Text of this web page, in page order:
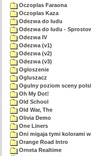
Oczoplas Faraona
Oczoplas Kaza
Odezwa do ludu
Odezwa do ludu -
Odezwa IV
Odezwa (v1)
Odezwa (v2)
Odezwa (v3)
Ogloszenie
Ogluszacz
Ogulny poziom sceny
Oh My Dot!
Old School
Old War, The
Olivia Demo
One Liners
Oni migaja tymi kolorami
Orange Road Intro
Orneta Realtime